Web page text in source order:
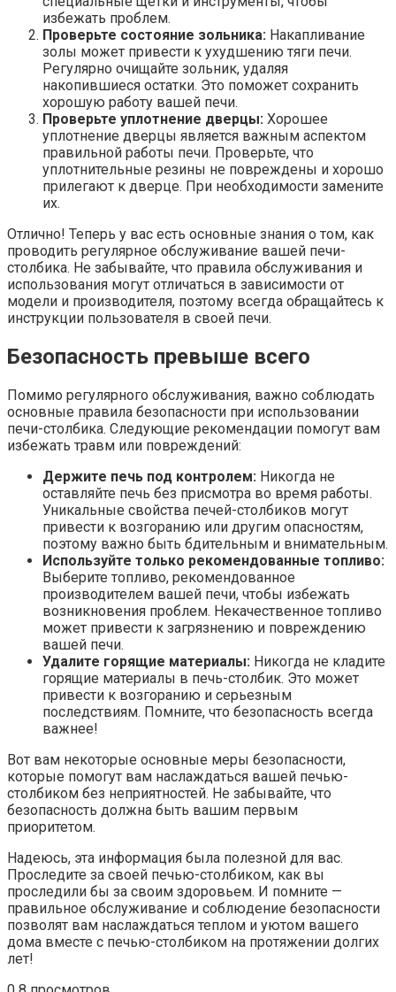
избежать проблем.
Проверьте состояние зольника: Накапливание
золы может привести к ухудшению тяги печи.
Регулярно очищайте зольник, удаляя
накопившиеся остатки. Это поможет сохранить
хорошую работу вашей печи.
Проверьте уплотнение дверцы: Хорошее
уплотнение дверцы является важным аспектом
правильной работы печи. Проверьте, что
уплотнительные резины не повреждены и хорошо
прилегают к дверце. При необходимости замените
их.
Отлично! Теперь у вас есть основные знания о том, как
проводить регулярное обслуживание вашей печи-
столбика. Не забывайте, что правила обслуживания и
использования могут отличаться в зависимости от
модели и производителя, поэтому всегда обращайтесь к
инструкции пользователя в своей печи.
Безопасность превыше всего
Помимо регулярного обслуживания, важно соблюдать
основные правила безопасности при использовании
печи-столбика. Следующие рекомендации помогут вам
избежать травм или повреждений:
Держите печь под контролем: Никогда не
оставляйте печь без присмотра во время работы.
Уникальные свойства печей-столбиков могут
привести к возгоранию или другим опасностям,
поэтому важно быть бдительным и внимательным.
Используйте только рекомендованные топливо:
Выберите топливо, рекомендованное
производителем вашей печи, чтобы избежать
возникновения проблем. Некачественное топливо
может привести к загрязнению и повреждению
вашей печи.
Удалите горящие материалы: Никогда не кладите
горящие материалы в печь-столбик. Это может
привести к возгоранию и серьезным
последствиям. Помните, что безопасность всегда
важнее!
Вот вам некоторые основные меры безопасности,
которые помогут вам наслаждаться вашей печью-
столбиком без неприятностей. Не забывайте, что
безопасность должна быть вашим первым
приоритетом.
Надеюсь, эта информация была полезной для вас.
Проследите за своей печью-столбиком, как вы
проследили бы за своим здоровьем. И помните —
правильное обслуживание и соблюдение безопасности
позволят вам наслаждаться теплом и уютом вашего
дома вместе с печью-столбиком на протяжении долгих
лет!